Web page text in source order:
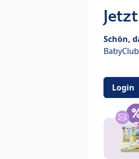
Schön,
Login